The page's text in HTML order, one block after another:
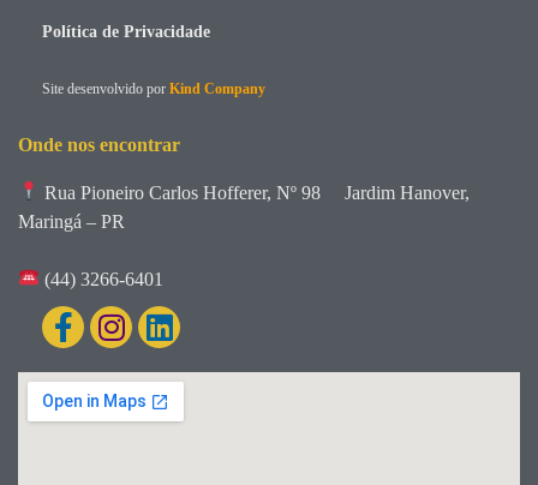
Política de Privacidade
Site desenvolvido por Kind Company
Onde nos encontrar
Rua Pioneiro Carlos Hofferer, Nº 98
Jardim Hanover,
Maringá – PR
(44) 3266-6401